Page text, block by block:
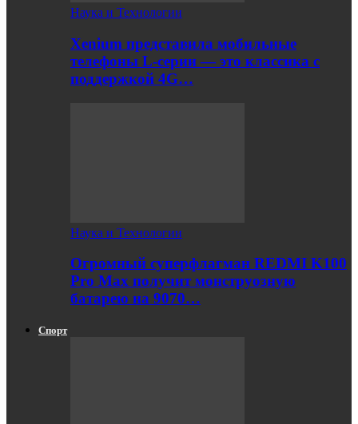
Наука и Технологии
Xenium представила мобильные
телефоны L-серии — это классика с
поддержкой 4G…
Наука и Технологии
Огромный суперфлагман REDMI K100
Pro Max получит монструозную
батарею на 9070…
Спорт